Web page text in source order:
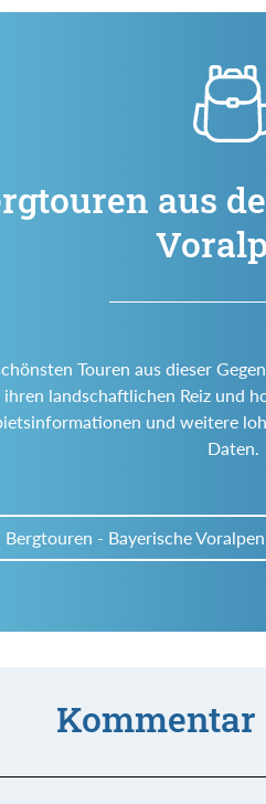
aus
Touren aus dieser
landschaftlichen Reiz und
und weitere
Daten.
Bergtouren - Bayerische Voralpen